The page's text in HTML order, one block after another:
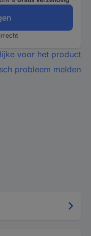
voor het product
probleem melden